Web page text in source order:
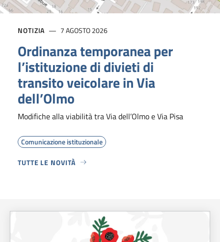
NOTIZIA 7 AGOSTO 2026
Ordinanza temporanea per
l’istituzione di divieti di
transito veicolare in Via
dell’Olmo
Modifiche alla viabilità tra Via dell’Olmo e Via Pisa
Comunicazione istituzionale
TUTTE LE NOVITÀ